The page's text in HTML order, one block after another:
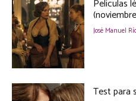
Películas
José Manuel
Test para